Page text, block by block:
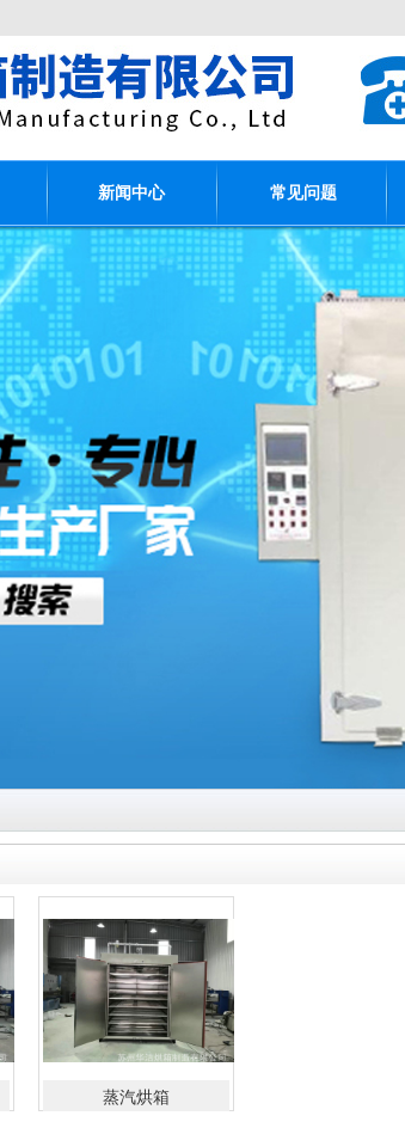
新闻中心 常见问题
品中心> 蒸汽烘箱
蒸汽烘箱